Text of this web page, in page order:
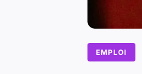
EMPLOI